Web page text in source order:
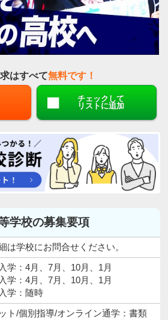
はすべて無料です！
チェックして
リストに追加
学校の募集要項
は学校にお問合せください。
学：4月、7月、10月、1月
学：4月、7月、10月、1月
学：随時
ト/個別指導/オンライン通学：書類